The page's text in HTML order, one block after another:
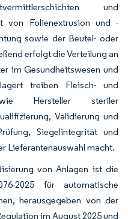
und
von Folienextrusion und -
sowie der Beutel- oder
erfolgt die Verteilung an
im Gesundheitswesen und
treiben Fleisch- und
Hersteller steriler
Validierung und
Siegelintegrität und
Lieferantenauswahl macht.
von Anlagen ist die
2025 für automatische
herausgegeben von der
im August 2025 und